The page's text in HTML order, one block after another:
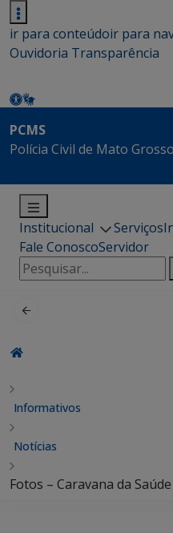
ir para conteúdoir para
Ouvidoria Transparência
PCMS
Polícia Civil de Mato
Institucional Serviços
Fale ConoscoServidor
Pesquisar
por:
Informativos
Notícias
Fotos – Caravana da